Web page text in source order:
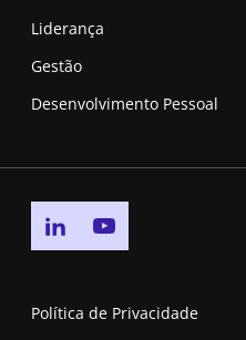
Liderança
Gestão
Desenvolvimento Pessoal
Go to linkedin page
Política de Privacidade